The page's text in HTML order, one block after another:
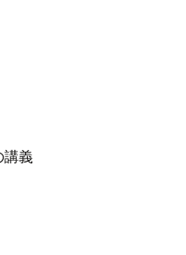
講義